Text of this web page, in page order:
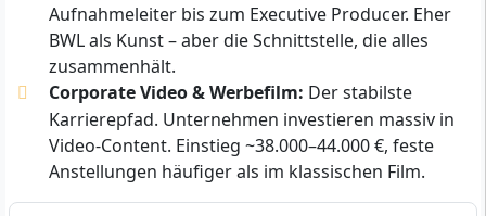
Aufnahmeleiter bis zum Executive Producer. Eher
BWL als Kunst – aber die Schnittstelle, die alles
zusammenhält.
Corporate Video & Werbefilm: Der stabilste
Karrierepfad. Unternehmen investieren massiv in
Video-Content. Einstieg ~38.000–44.000 €, feste
Anstellungen häufiger als im klassischen Film.